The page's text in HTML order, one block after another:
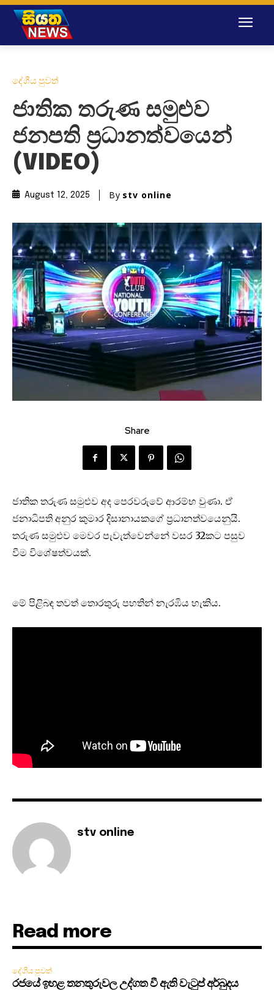
දේශීය පුවත්
ජාතික තරුණ සමුළුව
ජනපති ප්‍රධානත්වයෙන්
(VIDEO)
August 12, 2025 By stv online
Share
ජාතික තරුණ සමුළුව අද පෙරවරුවේ ආරම්භ වුණා. ඒ
ජනාධිපති අනුර කුමාර දිසානායකගේ ප්‍රධානත්වයෙනුයි.
තරුණ සමුළුව මෙවර පැවැත්වෙන්නේ වසර 32කට පසුව
වීම විශේෂත්වයක්.
මේ පිළිබඳ තවත් තොරතුරු පහතින් නැරඹිය හැකිය.
stv online
Read more
දේශීය පුවත්
රජයේ ඉහළ තනතුරුවල උද්ගත වී ඇති වැටුප් අර්බුදය